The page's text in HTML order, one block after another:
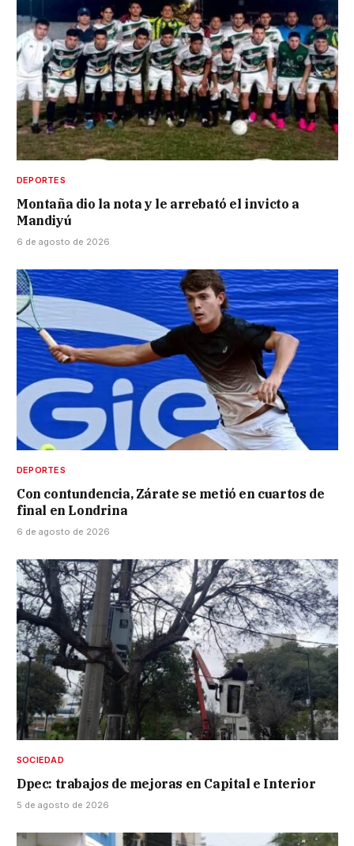
DEPORTES
Montaña dio la nota y le arrebató el invicto a
Mandiyú
6 de agosto de 2026
DEPORTES
Con contundencia, Zárate se metió en cuartos de
final en Londrina
6 de agosto de 2026
SOCIEDAD
Dpec: trabajos de mejoras en Capital e Interior
5 de agosto de 2026